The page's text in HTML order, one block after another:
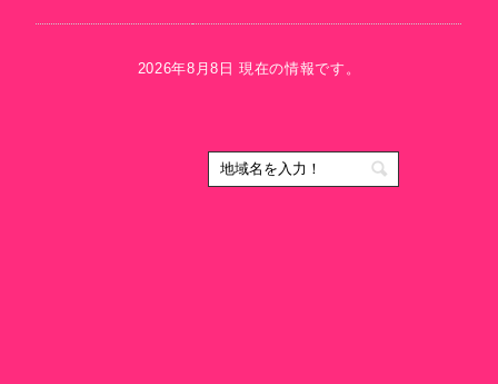
2026年8月8日 現在の情報です。